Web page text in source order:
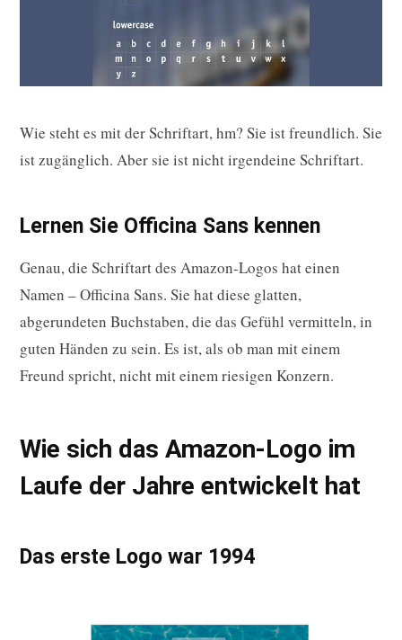
Wie steht es mit der Schriftart, hm? Sie ist freundlich. Sie
ist zugänglich. Aber sie ist nicht irgendeine Schriftart.
Lernen Sie Officina Sans kennen
Genau, die Schriftart des Amazon-Logos hat einen
Namen – Officina Sans. Sie hat diese glatten,
abgerundeten Buchstaben, die das Gefühl vermitteln, in
guten Händen zu sein. Es ist, als ob man mit einem
Freund spricht, nicht mit einem riesigen Konzern.
Wie sich das Amazon-Logo im
Laufe der Jahre entwickelt hat
Das erste Logo war 1994